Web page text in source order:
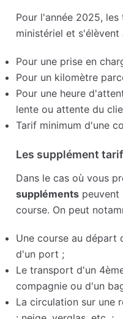
Pour l'année 2025,
ministériel et s'élèvent
Pour une prise en
Pour un kilomètre
Pour une heure
lente ou attente du
Tarif minimum d'une
Les supplément
Dans le cas où vous
suppléments peuvent
course. On peut
Une course au départ
d'un port ;
Le transport d'un
compagnie ou d'un
La circulation sur une